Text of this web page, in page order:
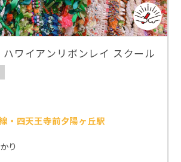
ワイアンリボンレイ スクール
・四天王寺前夕陽ヶ丘駅
り